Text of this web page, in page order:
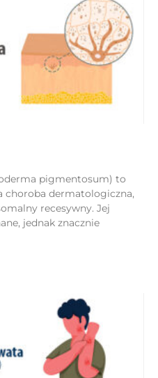
pigmentosum) to
choroba dermatologiczna,
recesywny. Jej
jednak znacznie